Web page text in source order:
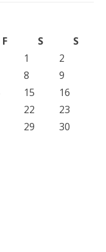
F S
S
1
2
8
9
15
16
22
23
29
30